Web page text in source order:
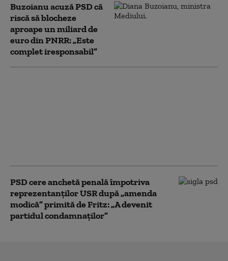
Buzoianu acuză PSD că
riscă să blocheze
aproape un miliard de
euro din PNRR: „Este
complet iresponsabil”
PSD cere anchetă penală împotriva
reprezentanților USR după „amenda
modică” primită de Fritz: „A devenit
partidul condamnaților”